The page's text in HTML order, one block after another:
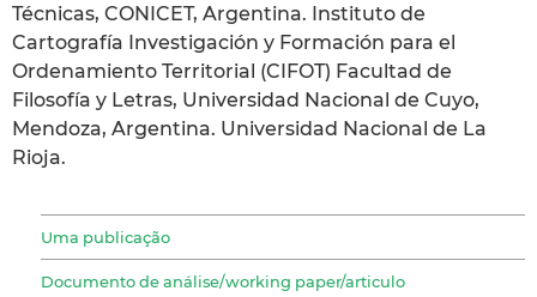
Técnicas, CONICET, Argentina. Instituto de
Cartografía Investigación y Formación para el
Ordenamiento Territorial (CIFOT) Facultad de
Filosofía y Letras, Universidad Nacional de Cuyo,
Mendoza, Argentina. Universidad Nacional de La
Rioja.
Uma publicação
Documento de análise/working paper/articulo